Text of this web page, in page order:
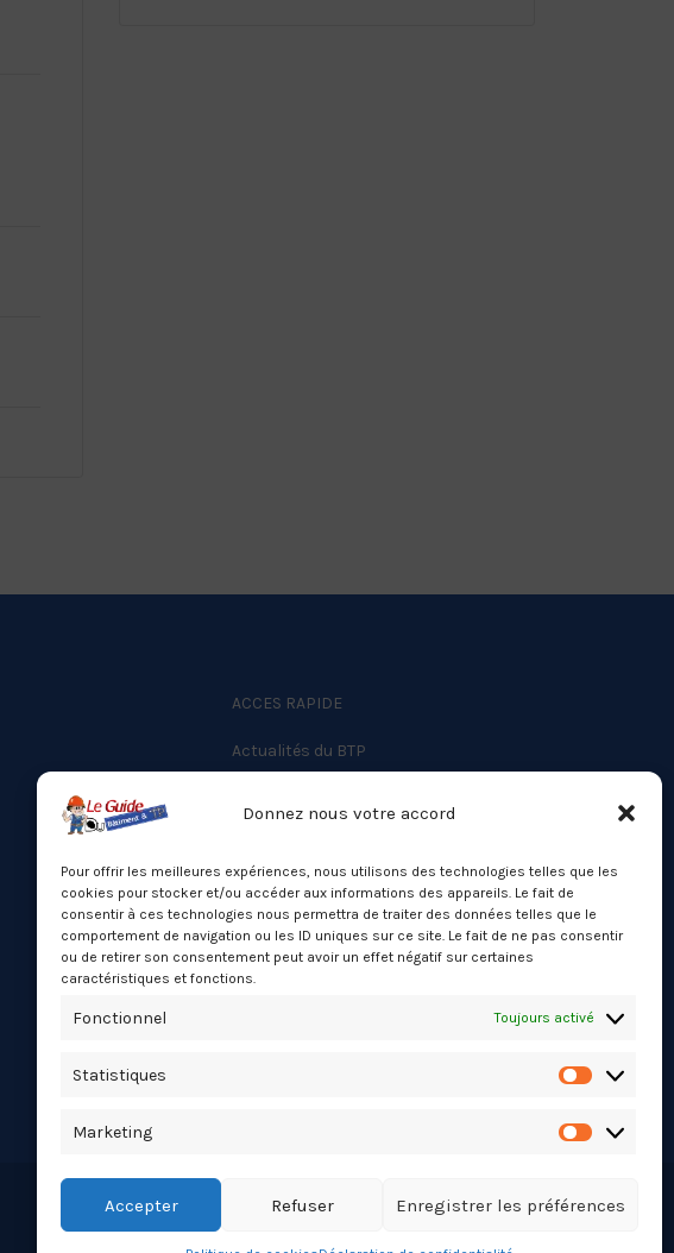
Donnez nous votre accord
Pour offrir les meilleures expériences, nous utilisons des technologies telles que les
cookies pour stocker et/ou accéder aux informations des appareils. Le fait de
consentir à ces technologies nous permettra de traiter des données telles que le
comportement de navigation ou les ID uniques sur ce site. Le fait de ne pas consentir
ou de retirer son consentement peut avoir un effet négatif sur certaines
caractéristiques et fonctions.
Fonctionnel Toujours activé
Statistiques
Marketing Marketing
Accepter Refuser Enregistrer les préférences
ACCES RAPIDE
Actualités du BTP
Mentions légales
Nos partenaires
Politique de confidentialité